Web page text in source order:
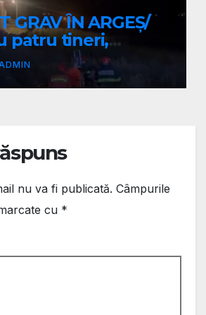
GRAV ÎN ARGEȘ/
patru tineri,
pe un câmp la
sunt în stare
nu va fi publicată. Câmpurile
cu *